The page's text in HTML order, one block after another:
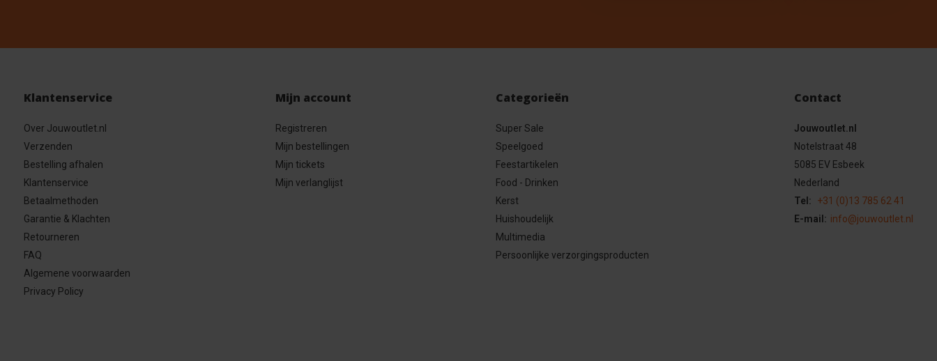
Klantenservice
Over Jouwoutlet.nl
Verzenden
Bestelling afhalen
Klantenservice
Betaalmethoden
Garantie & Klachten
Retourneren
FAQ
Algemene voorwaarden
Privacy Policy
Mijn account
Registreren
Mijn bestellingen
Mijn tickets
Mijn verlanglijst
Categorieën
Super Sale
Speelgoed
Feestartikelen
Food - Drinken
Kerst
Huishoudelijk
Multimedia
Persoonlijke verzorgingsproducten
Contact
Jouwoutlet.nl
Notelstraat 48
5085 EV Esbeek
Nederland
Tel:
+31 (0)13 785 62 41
E-mail: info@jouwoutlet.nl